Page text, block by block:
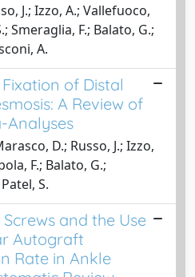
J.; Izzo, A.; Vallefuoco,
Smeraglia, F.; Balato, G.;
A.
of Distal
A Review of
Analyses
D.; Russo, J.; Izzo,
F.; Balato, G.;
S.
and the Use
Autograft
Rate in Ankle